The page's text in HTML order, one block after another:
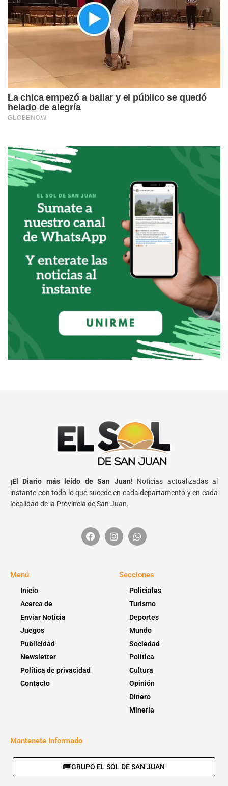
¡El Diario más leído de San Juan! Noticias actualizadas al
instante con todo lo que sucede en cada departamento y en cada
localidad de la Provincia de San Juan.
Menú
Inicio
Acerca de
Enviar Noticia
Juegos
Publicidad
Newsletter
Política de privacidad
Contacto
Secciones
Policiales
Turismo
Deportes
Mundo
Sociedad
Política
Cultura
Opinión
Dinero
Minería
Mantenete Informado
GRUPO EL SOL DE SAN JUAN